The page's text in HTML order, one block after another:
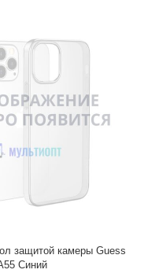
защитой камеры Guess
Синий